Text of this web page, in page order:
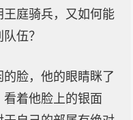
庭骑兵，又如何能
伍？
脸，他的眼睛眯了
着他脸上的银面